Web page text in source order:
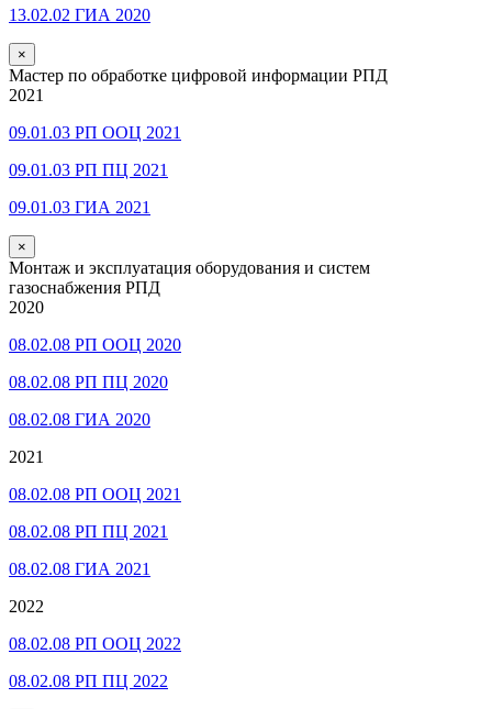
13.02.02 ГИА 2020
×
Мастер по обработке цифровой информации РПД
2021
09.01.03 РП ООЦ 2021
09.01.03 РП ПЦ 2021
09.01.03 ГИА 2021
×
Монтаж и эксплуатация оборудования и систем
газоснабжения РПД
2020
08.02.08 РП ООЦ 2020
08.02.08 РП ПЦ 2020
08.02.08 ГИА 2020
2021
08.02.08 РП ООЦ 2021
08.02.08 РП ПЦ 2021
08.02.08 ГИА 2021
2022
08.02.08 РП ООЦ 2022
08.02.08 РП ПЦ 2022